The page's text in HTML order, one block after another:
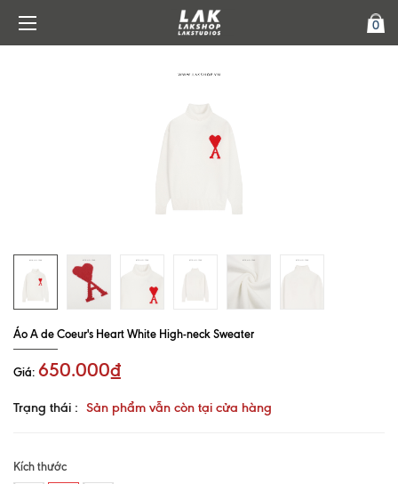
0
Áo A de Coeur's Heart White High-neck Sweater
Giá: 650.000₫
Trạng thái : Sản phẩm vẫn còn tại cửa hàng
Kích thước